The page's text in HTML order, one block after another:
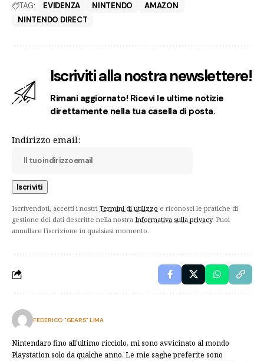
TAG: EVIDENZA NINTENDO
AMAZON
NINTENDO DIRECT
Iscriviti alla nostra newslettere!
Rimani aggiornato! Ricevi le ultime notizie
direttamente nella tua casella di posta.
Indirizzo email:
Iscrivendoti, accetti i nostri Termini di utilizzo e riconosci le pratiche di
gestione dei dati descritte nella nostra Informativa sulla privacy. Puoi
annullare l'iscrizione in qualsiasi momento.
FEDERICO "GEARS" LIMA
Nintendaro fino all'ultimo ricciolo, mi sono avvicinato al mondo
Playstation solo da qualche anno. Le mie saghe preferite sono